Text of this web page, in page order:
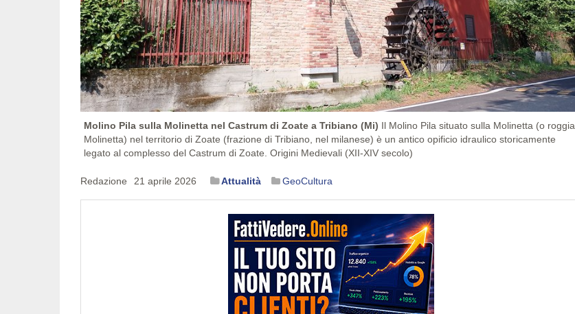
Molino Pila sulla Molinetta nel Castrum di Zoate a Tribiano (Mi) Il Molino Pila situato sulla Molinetta (o roggia
Molinetta) nel territorio di Zoate (frazione di Tribiano, nel milanese) è un antico opificio idraulico storicamente
legato al complesso del Castrum di Zoate. Origini Medievali (XII-XIV secolo)
Redazione 21 aprile 2026 Attualità GeoCultura